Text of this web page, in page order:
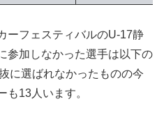
ーフェスティバルのU-17静
参加しなかった選手は以下の
に選ばれなかったものの今
も13人います。